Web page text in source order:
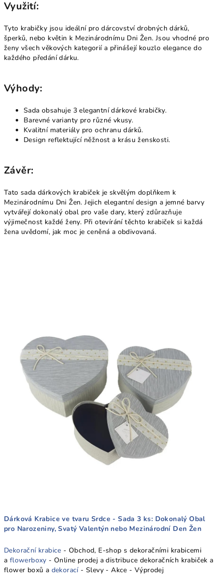
Využití:
Tyto krabičky jsou ideální pro dárcovství drobných dárků,
šperků, nebo květin k Mezinárodnímu Dni Žen. Jsou vhodné pro
ženy všech věkových kategorií a přinášejí kouzlo elegance do
každého předání dárku.
Výhody:
Sada obsahuje 3 elegantní dárkové krabičky.
Barevné varianty pro různé vkusy.
Kvalitní materiály pro ochranu dárků.
Design reflektující něžnost a krásu ženskosti.
Závěr:
Tato sada dárkových krabiček je skvělým doplňkem k
Mezinárodnímu Dni Žen. Jejich elegantní design a jemné barvy
vytvářejí dokonalý obal pro vaše dary, který zdůrazňuje
výjimečnost každé ženy. Při otevírání těchto krabiček si každá
žena uvědomí, jak moc je ceněná a obdivovaná.
Dárková Krabice ve tvaru Srdce - Sada 3 ks: Dokonalý Obal
pro Narozeniny, Svatý Valentýn nebo Mezinárodní Den Žen
Dekorační krabice - Obchod, E-shop s dekoračními krabicemi
a flowerboxy - Online prodej a distribuce dekoračních krabiček a
flower boxů a dekorací- Slevy - Akce - Výprodej